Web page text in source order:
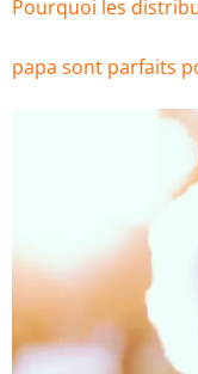
Pourquoi les
papa sont parfaits